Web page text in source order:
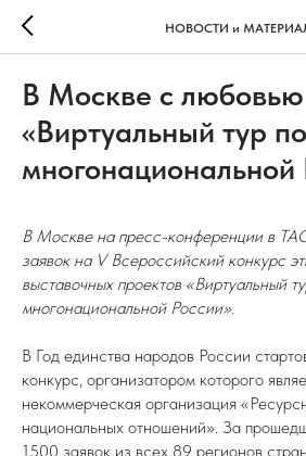
НОВОСТИ и
В Москве с любовью
«Виртуальный тур по
многонациональной
В Москве на пресс-конференции в
заявок на V Всероссийский конкурс
выставочных проектов «Виртуальный
многонациональной России».
В Год единства народов России
конкурс, организатором которого
некоммерческая организация
национальных отношений». За
1500 заявок из всех 89 регионов